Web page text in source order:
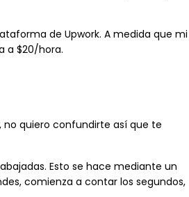
de Upwork. A medida que mi
a $20/hora.
no quiero confundirte así que te
Esto se hace mediante un
comienza a contar los segundos,